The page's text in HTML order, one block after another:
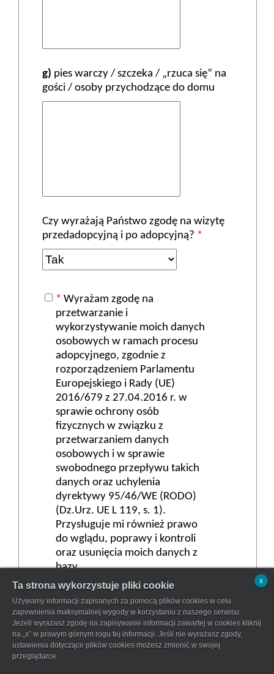
g) pies warczy / szczeka / „rzuca się” na
gości / osoby przychodzące do domu
Czy wyrażają Państwo zgodę na wizytę
przedadopcyjną i po adopcyjną? *
* Wyrażam zgodę na
przetwarzanie i
wykorzystywanie moich danych
osobowych w ramach procesu
adopcyjnego, zgodnie z
rozporządzeniem Parlamentu
Europejskiego i Rady (UE)
2016/679 z 27.04.2016 r. w
sprawie ochrony osób
fizycznych w związku z
przetwarzaniem danych
osobowych i w sprawie
swobodnego przepływu takich
danych oraz uchylenia
dyrektywy 95/46/WE (RODO)
(Dz.Urz. UE L 119, s. 1).
Przysługuje mi również prawo
do wglądu, poprawy i kontroli
oraz usunięcia moich danych z
bazy.
Zastrzegamy sobie prawo do kontaktu z
wybranymi osobami.
Ta strona wykorzystuje pliki cookie
Używamy informacji zapisanych za pomocą plików cookies w celu
zapewnienia maksymalnej wygody w korzystaniu z naszego serwisu.
Jeżeli wyrażasz zgodę na zapisywanie informacji zawartej w cookies kliknij
na „x” w prawym górnym rogu tej informacji. Jeśli nie wyrażasz zgody,
ustawienia dotyczące plików cookies możesz zmienić w swojej
przeglądarce.
x